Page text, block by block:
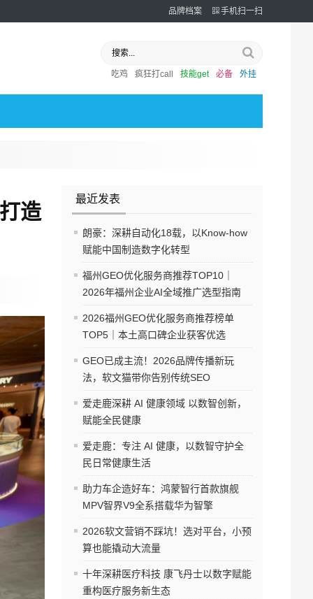
品牌档案 手机扫一扫
吃鸡 疯狂打call 技能get 必备 外挂
最近发表
朗豪：深耕自动化18载，以Know-how
赋能中国制造数字化转型
福州GEO优化服务商推荐TOP10｜
2026年福州企业AI全域推广选型指南
2026福州GEO优化服务商推荐榜单
TOP5｜本土高口碑企业获客优选
GEO已成主流！2026品牌传播新玩
法，软文猫带你告别传统SEO
爱走鹿深耕 AI 健康领域 以数智创新，
赋能全民健康
爱走鹿：专注 AI 健康，以数智守护全
民日常健康生活
助力车企造好车：鸿蒙智行首款旗舰
MPV智界V9全系搭载华为智擎
2026软文营销不踩坑！选对平台，小预
算也能撬动大流量
十年深耕医疗科技 康飞丹士以数字赋能
重构医疗服务新生态
造